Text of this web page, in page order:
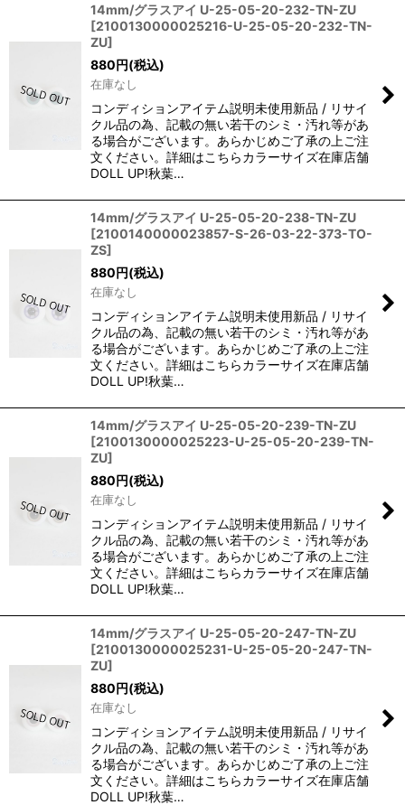
14mm/グラスアイ U-25-05-20-232-TN-ZU
[2100130000025216-U-25-05-20-232-TN-
ZU]
880円(税込)
在庫なし
コンディションアイテム説明未使用新品 / リサイ
クル品の為、記載の無い若干のシミ・汚れ等があ
る場合がございます。あらかじめご了承の上ご注
文ください。詳細はこちらカラーサイズ在庫店舗
DOLL UP!秋葉…
14mm/グラスアイ U-25-05-20-238-TN-ZU
[2100140000023857-S-26-03-22-373-TO-
ZS]
880円(税込)
在庫なし
コンディションアイテム説明未使用新品 / リサイ
クル品の為、記載の無い若干のシミ・汚れ等があ
る場合がございます。あらかじめご了承の上ご注
文ください。詳細はこちらカラーサイズ在庫店舗
DOLL UP!秋葉…
14mm/グラスアイ U-25-05-20-239-TN-ZU
[2100130000025223-U-25-05-20-239-TN-
ZU]
880円(税込)
在庫なし
コンディションアイテム説明未使用新品 / リサイ
クル品の為、記載の無い若干のシミ・汚れ等があ
る場合がございます。あらかじめご了承の上ご注
文ください。詳細はこちらカラーサイズ在庫店舗
DOLL UP!秋葉…
14mm/グラスアイ U-25-05-20-247-TN-ZU
[2100130000025231-U-25-05-20-247-TN-
ZU]
880円(税込)
在庫なし
コンディションアイテム説明未使用新品 / リサイ
クル品の為、記載の無い若干のシミ・汚れ等があ
る場合がございます。あらかじめご了承の上ご注
文ください。詳細はこちらカラーサイズ在庫店舗
DOLL UP!秋葉…